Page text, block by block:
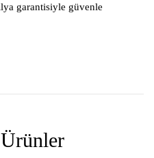
garantisiyle güvenle